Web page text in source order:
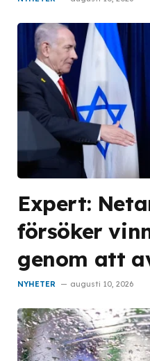
Expert:
försöker
genom att
NYHETER augusti 10, 2026